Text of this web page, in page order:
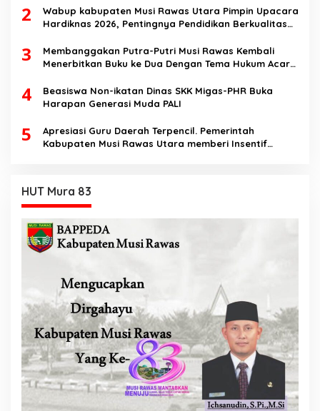
Speech di SMK Ikhlas Jawilan
2
Wabup kabupaten Musi Rawas Utara Pimpin Upacara
Hardiknas 2026, Pentingnya Pendidikan Berkualitas
3
Membanggakan Putra-Putri Musi Rawas Kembali
Menerbitkan Buku ke Dua Dengan Tema Hukum Acara
4
Beasiswa Non-ikatan Dinas SKK Migas-PHR Buka
Harapan Generasi Muda PALI
5
Apresiasi Guru Daerah Terpencil. Pemerintah
Kabupaten Musi Rawas Utara memberi Insentif
HUT Mura 83